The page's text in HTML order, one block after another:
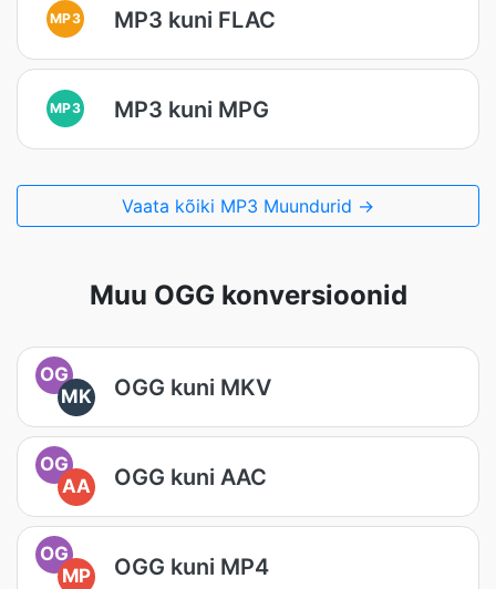
MP3 MP3 kuni FLAC
MP3 MP3 kuni MPG
Vaata kõiki MP3 Muundurid →
Muu OGG konversioonid
OG
MK
OGG kuni MKV
OG
AA
OGG kuni AAC
OG
MP
OGG kuni MP4